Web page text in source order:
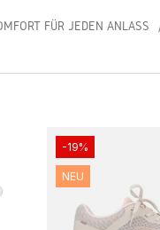
FÜR JEDEN ANLASS
-19%
NEU